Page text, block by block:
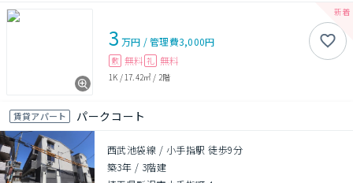
3 万円 /管理費3,000円
敷 無料 礼 無料
1K / 17.42㎡ / 2階
賃貸アパート パークコート
西武池袋線 / 小手指駅 徒歩9分
築3年 / 3階建